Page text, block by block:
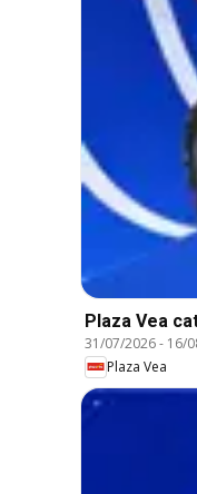
Plaza Vea
31/07/2026- 16/
Plaza Vea